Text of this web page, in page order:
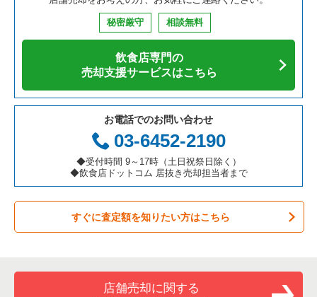
秘密厳守 相談無料
飲食店専門の
売却支援サービスはこちら
お電話でのお問い合わせ
03-6452-2190
◆受付時間 9～17時（土日祝祭日除く）
◆飲食店ドットコム 居抜き売却担当者まで
すぐに査定額を知りたい方はこちら
店舗売却に関する